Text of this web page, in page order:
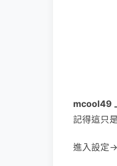
mcool49
記得這只
進入設定